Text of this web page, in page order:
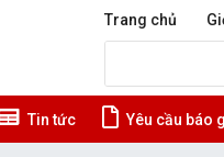
Trang chủ
Tin tức Yêu cầu báo